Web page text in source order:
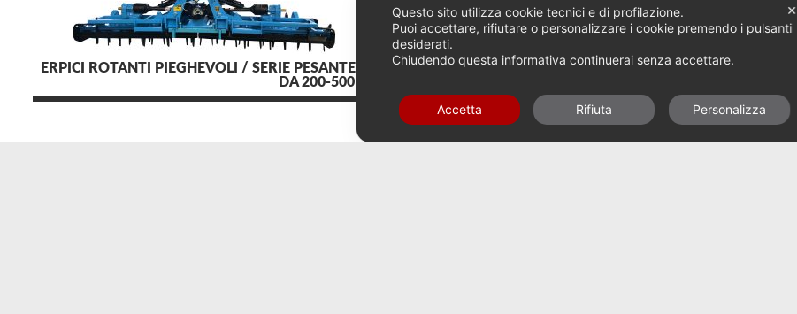
ERPICI ROTANTI PIEGHEVOLI / SERIE PESANTE AK
DA 200-500 HP
ERPICI ROTANTI / SERIE MEDIA S DA 100-220 HP
✕
Questo sito utilizza cookie tecnici e di profilazione.
Puoi accettare, rifiutare o personalizzare i cookie premendo i pulsanti
desiderati.
Chiudendo questa informativa continuerai senza accettare.
Accetta Rifiuta Personalizza